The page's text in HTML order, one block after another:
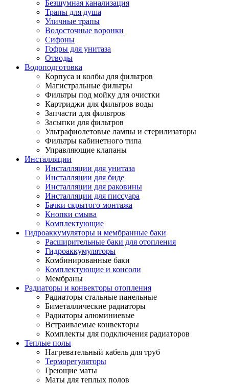
Безшумная канализация
Трапы для душа
Уличные трапы
Водосточные воронки
Сифоны
Гофры для унитаза
Отводы
Водоподготовка
Корпуса и колбы для фильтров
Магистральные фильтры
Фильтры под мойку для очистки
Картриджи для фильтров воды
Запчасти для фильтров
Засыпки для фильтров
Ультрафиолетовые лампы и стерилизаторы
Фильтры кабинетного типа
Управляющие клапаны
Инсталляции
Инсталляции для унитаза
Инсталляции для биде
Инсталляции для раковины
Инсталляции для писсуара
Бачки скрытого монтажа
Кнопки смыва
Комплектующие
Гидроаккумуляторы и мембранные баки
Расширительные баки для отопления
Гидроаккумуляторы
Комбинированные баки
Комплектующие и консоли
Мембраны
Радиаторы и конвекторы отопления
Радиаторы стальные панельные
Биметаллические радиаторы
Радиаторы алюминиевые
Встраиваемые конвекторы
Комплекты для подключения радиаторов
Теплые полы
Нагревательный кабель для труб
Терморегуляторы
Греющие маты
Маты для теплых полов